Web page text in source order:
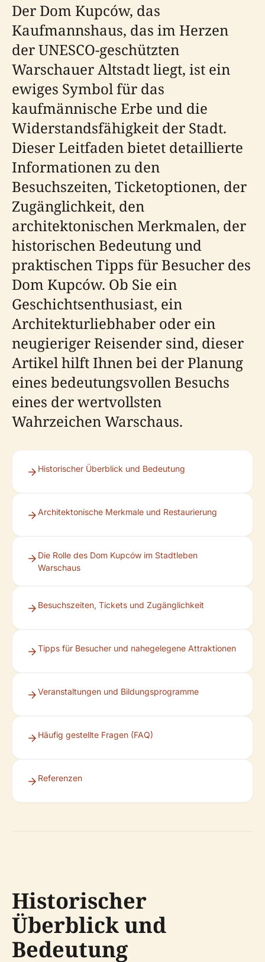
Der Dom Kupców, das
Kaufmannshaus, das im Herzen
der UNESCO-geschützten
Warschauer Altstadt liegt, ist ein
ewiges Symbol für das
kaufmännische Erbe und die
Widerstandsfähigkeit der Stadt.
Dieser Leitfaden bietet detaillierte
Informationen zu den
Besuchszeiten, Ticketoptionen, der
Zugänglichkeit, den
architektonischen Merkmalen, der
historischen Bedeutung und
praktischen Tipps für Besucher des
Dom Kupców. Ob Sie ein
Geschichtsenthusiast, ein
Architekturliebhaber oder ein
neugieriger Reisender sind, dieser
Artikel hilft Ihnen bei der Planung
eines bedeutungsvollen Besuchs
eines der wertvollsten
Wahrzeichen Warschaus.
Historischer Überblick und Bedeutung
Architektonische Merkmale und Restaurierung
Die Rolle des Dom Kupców im Stadtleben
Warschaus
Besuchszeiten, Tickets und Zugänglichkeit
Tipps für Besucher und nahegelegene Attraktionen
Veranstaltungen und Bildungsprogramme
Häufig gestellte Fragen (FAQ)
Referenzen
Historischer
Überblick und
Bedeutung